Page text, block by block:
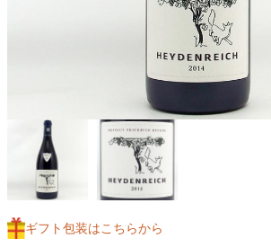
ギフト包装はこちらから